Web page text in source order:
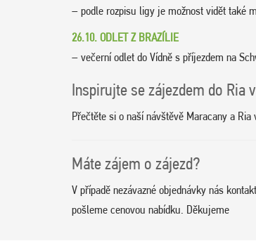
– podle rozpisu ligy je možnost vidět také
26.10. ODLET Z BRAZÍLIE
– večerní odlet do Vídně s příjezdem na
Inspirujte se zájezdem do Ria
Přečtěte si o naší návštěvě Maracany a Ria
Máte zájem o zájezd?
V případě nezávazné objednávky nás
pošleme cenovou nabídku. Děkujeme